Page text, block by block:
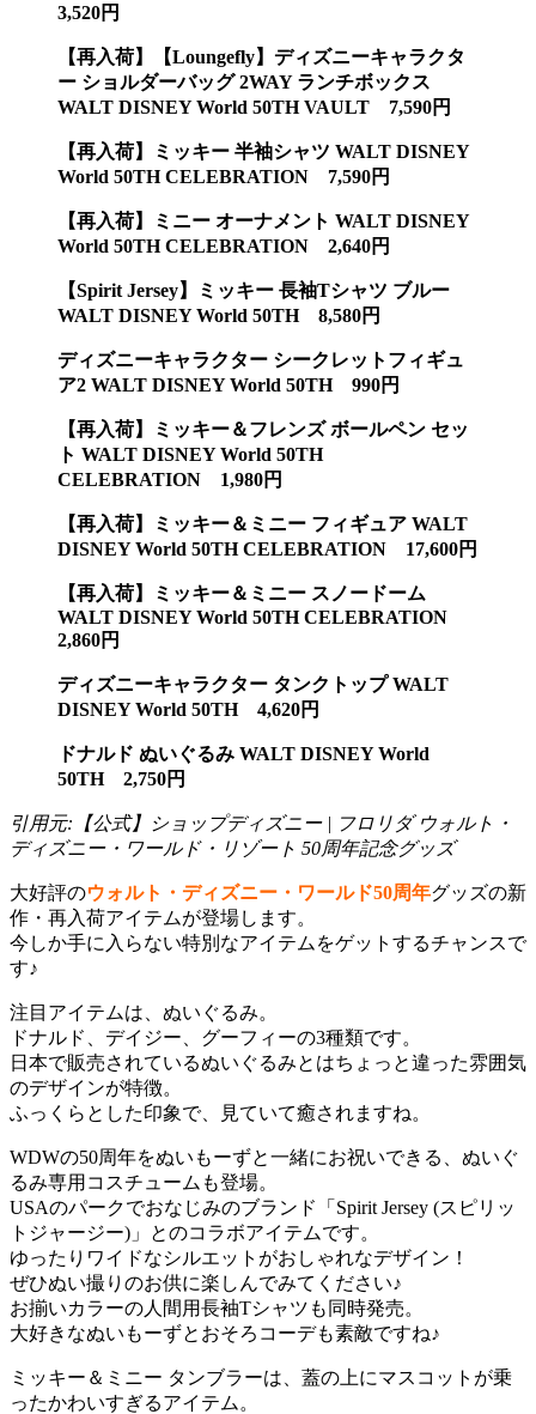
3,520円
【再入荷】【Loungefly】ディズニーキャラクタ
ー ショルダーバッグ 2WAY ランチボックス
WALT DISNEY World 50TH VAULT 7,590円
【再入荷】ミッキー 半袖シャツ WALT DISNEY
World 50TH CELEBRATION 7,590円
【再入荷】ミニー オーナメント WALT DISNEY
World 50TH CELEBRATION 2,640円
【Spirit Jersey】ミッキー 長袖Tシャツ ブルー
WALT DISNEY World 50TH 8,580円
ディズニーキャラクター シークレットフィギュ
ア2 WALT DISNEY World 50TH 990円
【再入荷】ミッキー＆フレンズ ボールペン セッ
ト WALT DISNEY World 50TH
CELEBRATION 1,980円
【再入荷】ミッキー＆ミニー フィギュア WALT
DISNEY World 50TH CELEBRATION 17,600円
【再入荷】ミッキー＆ミニー スノードーム
WALT DISNEY World 50TH CELEBRATION
2,860円
ディズニーキャラクター タンクトップ WALT
DISNEY World 50TH 4,620円
ドナルド ぬいぐるみ WALT DISNEY World
50TH 2,750円
引用元:【公式】ショップディズニー | フロリダ ウォルト・
ディズニー・ワールド・リゾート 50周年記念グッズ
大好評のウォルト・ディズニー・ワールド50周年グッズの新
作・再入荷アイテムが登場します。
今しか手に入らない特別なアイテムをゲットするチャンスで
す♪
注目アイテムは、ぬいぐるみ。
ドナルド、デイジー、グーフィーの3種類です。
日本で販売されているぬいぐるみとはちょっと違った雰囲気
のデザインが特徴。
ふっくらとした印象で、見ていて癒されますね。
WDWの50周年をぬいもーずと一緒にお祝いできる、ぬいぐ
るみ専用コスチュームも登場。
USAのパークでおなじみのブランド「Spirit Jersey (スピリッ
トジャージー)」とのコラボアイテムです。
ゆったりワイドなシルエットがおしゃれなデザイン！
ぜひぬい撮りのお供に楽しんでみてください♪
お揃いカラーの人間用長袖Tシャツも同時発売。
大好きなぬいもーずとおそろコーデも素敵ですね♪
ミッキー＆ミニー タンブラーは、蓋の上にマスコットが乗
ったかわいすぎるアイテム。